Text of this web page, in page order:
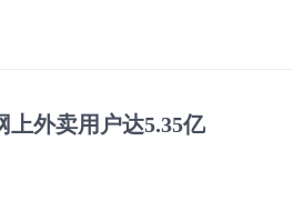
外卖用户达5.35亿